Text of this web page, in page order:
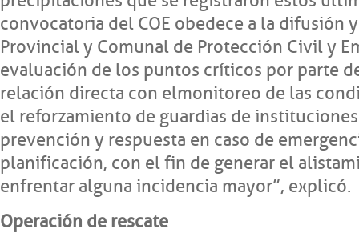
convocatoria del COE obedece a la difusión
Provincial y Comunal de Protección Civil y
evaluación de los puntos críticos por parte
relación directa con el monitoreo de las
el reforzamiento de guardias de
prevención y respuesta en caso de
planificación, con el fin de generar el
enfrentar alguna incidencia mayor”, explicó.
Operación de rescate